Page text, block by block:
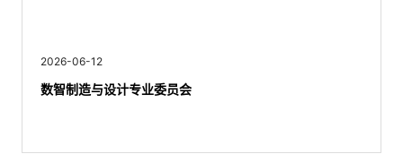
2026-06-12
数智制造与设计专业委员会